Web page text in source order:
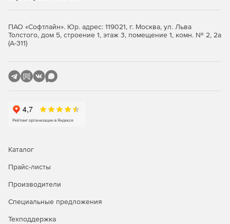
Совместимость с ОС Windows 7.
ПАО «Софтлайн». Юр. адрес: 119021, г. Москва, ул. Льва
Толстого, дом 5, строение 1, этаж 3, помещение 1, комн. № 2, 2а
(А-311)
Каталог
Прайс-листы
Производители
Специальные предложения
Техподдержка